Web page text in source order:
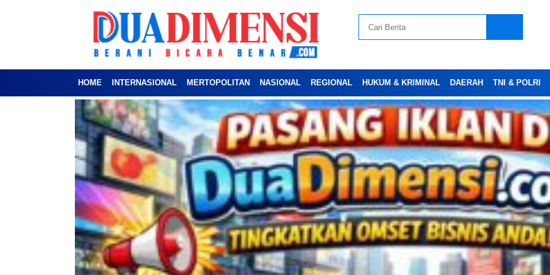
HOME INTERNASIONAL MERTOPOLITAN NASIONAL REGIONAL HUKUM & KRIMINAL DAERAH TNI & POLRI
Advertesment